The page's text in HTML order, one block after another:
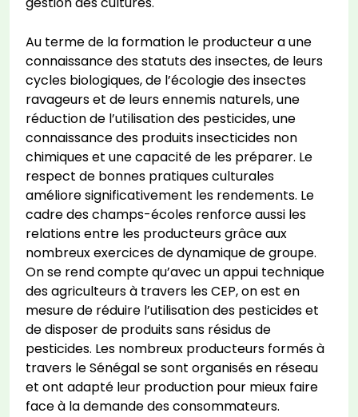
Au terme de la formation le producteur a une
connaissance des statuts des insectes, de leurs
cycles biologiques, de l’écologie des insectes
ravageurs et de leurs ennemis naturels, une
réduction de l’utilisation des pesticides, une
connaissance des produits insecticides non
chimiques et une capacité de les préparer. Le
respect de bonnes pratiques culturales
améliore significativement les rendements. Le
cadre des champs-écoles renforce aussi les
relations entre les producteurs grâce aux
nombreux exercices de dynamique de groupe.
On se rend compte qu’avec un appui technique
des agriculteurs à travers les CEP, on est en
mesure de réduire l’utilisation des pesticides et
de disposer de produits sans résidus de
pesticides. Les nombreux producteurs formés à
travers le Sénégal se sont organisés en réseau
et ont adapté leur production pour mieux faire
face à la demande des consommateurs.